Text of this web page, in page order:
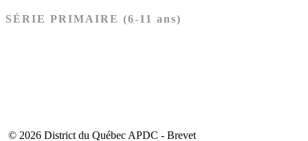
SÉRIE PRIMAIRE (6-11 ans)
© 2026 District du Québec APDC - Brevet